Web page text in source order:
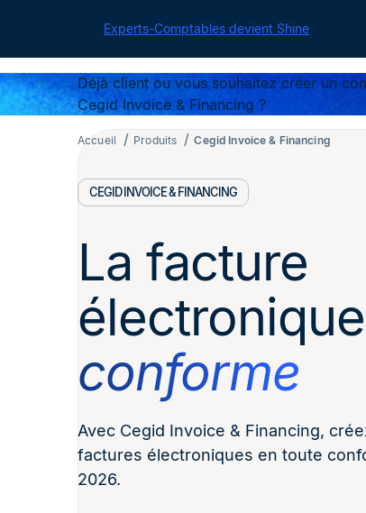
Experts-Comptables devient Shine
Déjà client ou vous souhaitez créer un
Cegid Invoice & Financing ?
Accueil Produits Cegid Invoice & Financing
CEGID INVOICE & FINANCING
La facture
conforme
Avec Cegid Invoice & Financing,
factures électroniques en toute
2026.